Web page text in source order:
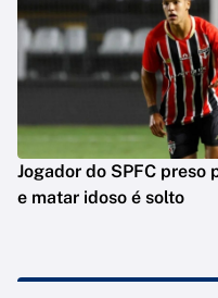
Jogador do SPFC preso
e matar idoso é solto